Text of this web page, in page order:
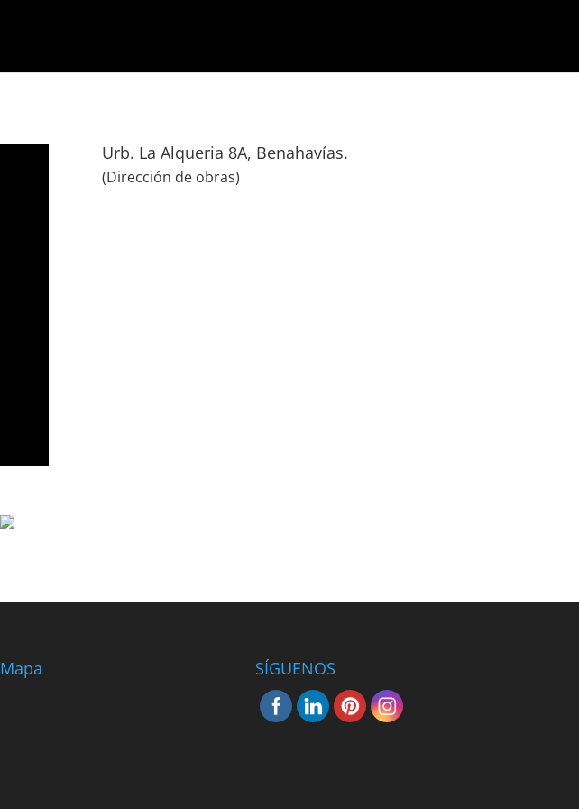
Urb. La Alqueria 8A, Benahavías.
(Dirección de obras)
Mapa SÍGUENOS